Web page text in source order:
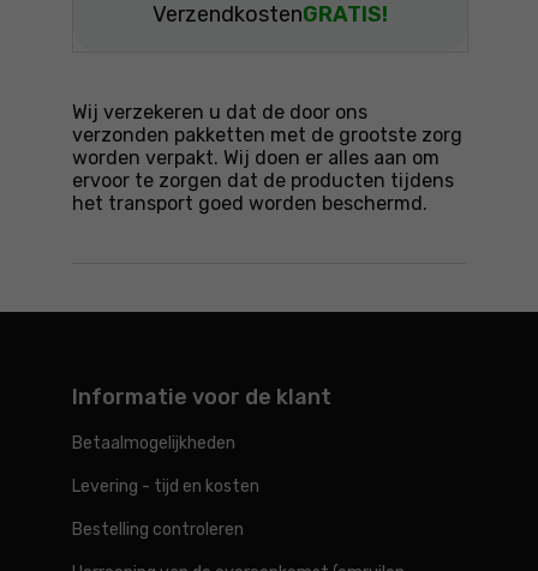
VerzendkostenGRATIS!
Wij verzekeren u dat de door ons
verzonden pakketten met de grootste zorg
worden verpakt. Wij doen er alles aan om
ervoor te zorgen dat de producten tijdens
het transport goed worden beschermd.
Informatie voor de klant
Betaalmogelijkheden
Levering - tijd en kosten
Bestelling controleren